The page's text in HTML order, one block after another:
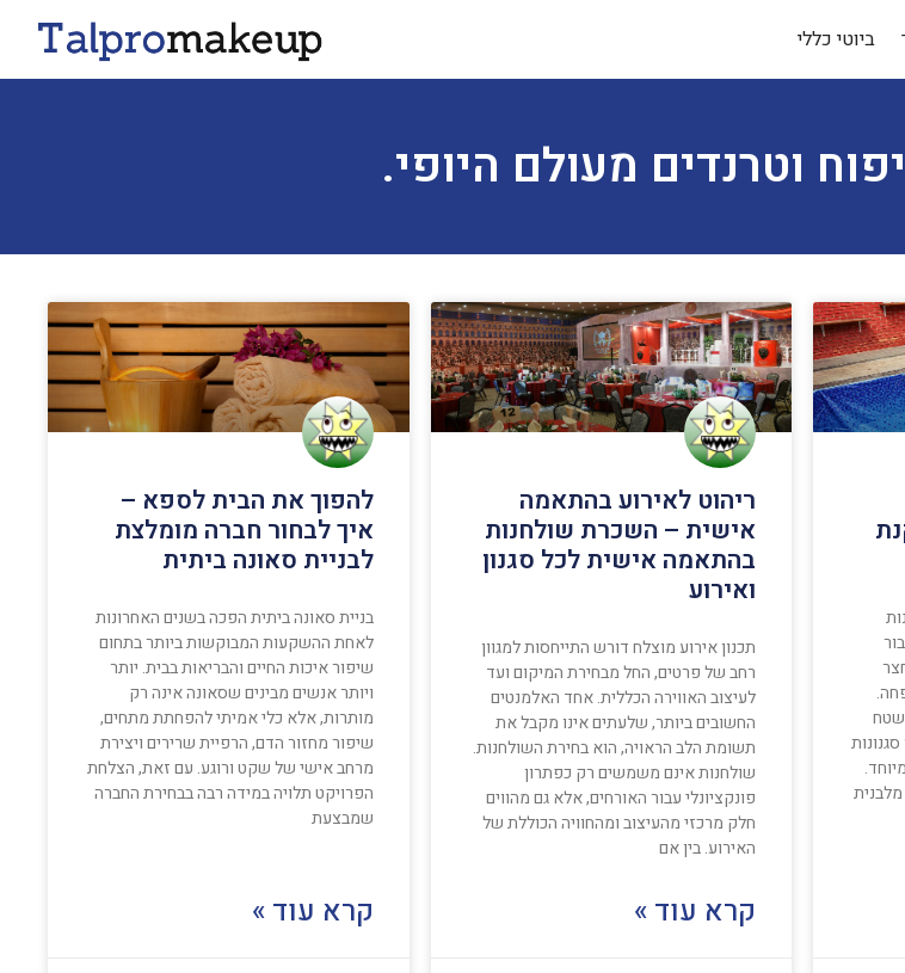
ביוטי כללי
וטרנדים מעולם היופי.
ריהוט לאירוע בהתאמה
אישית – השכרת שולחנות
בהתאמה אישית לכל סגנון
ואירוע
תכנון אירוע מוצלח דורש התייחסות למגוון
רחב של פרטים, החל מבחירת המיקום ועד
לעיצוב האווירה הכללית. אחד האלמנטים
החשובים ביותר, שלעתים אינו מקבל את
תשומת הלב הראויה, הוא בחירת השולחנות.
שולחנות אינם משמשים רק כפתרון
פונקציונלי עבור האורחים, אלא גם מהווים
חלק מרכזי מהעיצוב ומהחוויה הכוללת של
האירוע. בין אם
קרא עוד »
להפוך את הבית לספא –
איך לבחור חברה מומלצת
לבניית סאונה ביתית
בניית סאונה ביתית הפכה בשנים האחרונות
לאחת ההשקעות המבוקשות ביותר בתחום
שיפור איכות החיים והבריאות בבית. יותר
ויותר אנשים מבינים שסאונה אינה רק
מותרות, אלא כלי אמיתי להפחתת מתחים,
שיפור מחזור הדם, הרפיית שרירים ויצירת
מרחב אישי של שקט ורוגע. עם זאת, הצלחת
הפרויקט תלויה במידה רבה בבחירת החברה
שמבצעת
קרא עוד »